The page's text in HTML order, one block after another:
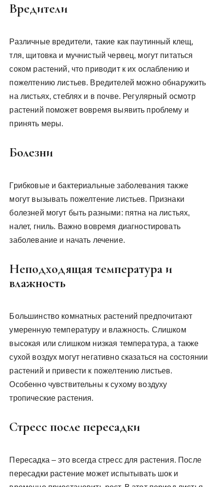
Вредители
Различные вредители, такие как паутинный клещ,
тля, щитовка и мучнистый червец, могут питаться
соком растений, что приводит к их ослаблению и
пожелтению листьев. Вредителей можно обнаружить
на листьях, стеблях и в почве. Регулярный осмотр
растений поможет вовремя выявить проблему и
принять меры.
Болезни
Грибковые и бактериальные заболевания также
могут вызывать пожелтение листьев. Признаки
болезней могут быть разными: пятна на листьях,
налет, гниль. Важно вовремя диагностировать
заболевание и начать лечение.
Неподходящая температура и
влажность
Большинство комнатных растений предпочитают
умеренную температуру и влажность. Слишком
высокая или слишком низкая температура, а также
сухой воздух могут негативно сказаться на состоянии
растений и привести к пожелтению листьев.
Особенно чувствительны к сухому воздуху
тропические растения.
Стресс после пересадки
Пересадка – это всегда стресс для растения. После
пересадки растение может испытывать шок и